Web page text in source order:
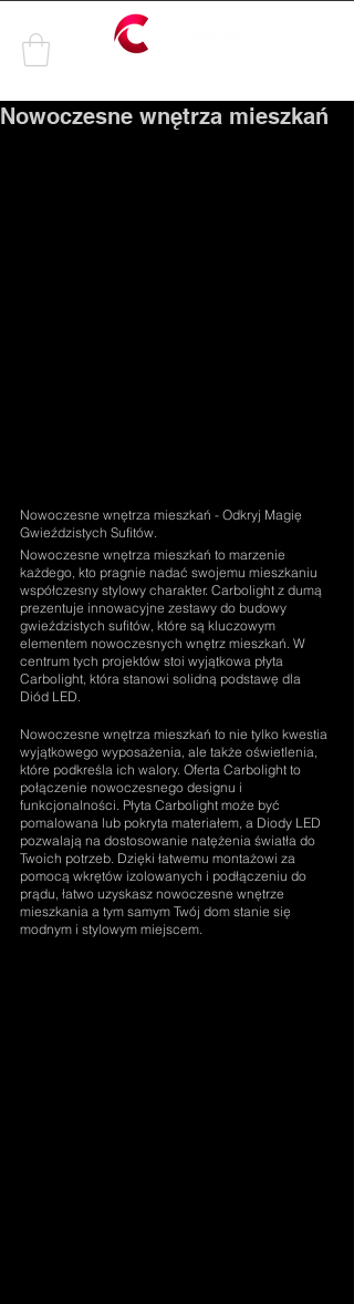
Nowoczesne wnętrza mieszkań
Nowoczesne wnętrza mieszkań - Odkryj Magię
Gwieździstych Sufitów.
Nowoczesne wnętrza mieszkań to marzenie
każdego, kto pragnie nadać swojemu mieszkaniu
współczesny stylowy charakter. Carbolight z dumą
prezentuje innowacyjne zestawy do budowy
gwieździstych sufitów, które są kluczowym
elementem nowoczesnych wnętrz mieszkań. W
centrum tych projektów stoi wyjątkowa płyta
Carbolight, która stanowi solidną podstawę dla
Diód LED.
Nowoczesne wnętrza mieszkań to nie tylko kwestia
wyjątkowego wyposażenia, ale także oświetlenia,
które podkreśla ich walory. Oferta Carbolight to
połączenie nowoczesnego designu i
funkcjonalności. Płyta Carbolight może być
pomalowana lub pokryta materiałem, a Diody LED
pozwalają na dostosowanie natężenia światła do
Twoich potrzeb. Dzięki łatwemu montażowi za
pomocą wkrętów izolowanych i podłączeniu do
prądu, łatwo uzyskasz nowoczesne wnętrze
mieszkania a tym samym Twój dom stanie się
modnym i stylowym miejscem.